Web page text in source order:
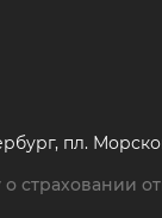
пл.
страховании